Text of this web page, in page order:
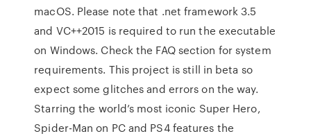
macOS. Please note that .net framework 3.5
and VC++2015 is required to run the executable
on Windows. Check the FAQ section for system
requirements. This project is still in beta so
expect some glitches and errors on the way.
Starring the world’s most iconic Super Hero,
Spider-Man on PC and PS4 features the